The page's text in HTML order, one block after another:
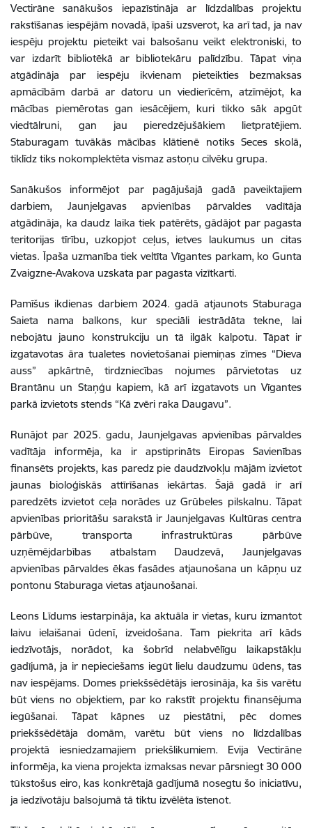
Vectirāne sanākušos iepazīstināja ar līdzdalības projektu
rakstīšanas iespējām novadā, īpaši uzsverot, ka arī tad, ja nav
iespēju projektu pieteikt vai balsošanu veikt elektroniski, to
var izdarīt bibliotēkā ar bibliotekāru palīdzību. Tāpat viņa
atgādināja par iespēju ikvienam pieteikties bezmaksas
apmācībām darbā ar datoru un viedierīcēm, atzīmējot, ka
mācības piemērotas gan iesācējiem, kuri tikko sāk apgūt
viedtālruni, gan jau pieredzējušākiem lietpratējiem.
Staburagam tuvākās mācības klātienē notiks Seces skolā,
tiklīdz tiks nokomplektēta vismaz astoņu cilvēku grupa.
Sanākušos informējot par pagājušajā gadā paveiktajiem
darbiem, Jaunjelgavas apvienības pārvaldes vadītāja
atgādināja, ka daudz laika tiek patērēts, gādājot par pagasta
teritorijas tīrību, uzkopjot ceļus, ietves laukumus un citas
vietas. Īpaša uzmanība tiek veltīta Vīgantes parkam, ko Gunta
Zvaigzne-Avakova uzskata par pagasta vizītkarti.
Pamīšus ikdienas darbiem 2024. gadā atjaunots Staburaga
Saieta nama balkons, kur speciāli iestrādāta tekne, lai
nebojātu jauno konstrukciju un tā ilgāk kalpotu. Tāpat ir
izgatavotas āra tualetes novietošanai piemiņas zīmes “Dieva
auss” apkārtnē, tirdzniecības nojumes pārvietotas uz
Brantānu un Staņģu kapiem, kā arī izgatavots un Vīgantes
parkā izvietots stends “Kā zvēri raka Daugavu”.
Runājot par 2025. gadu, Jaunjelgavas apvienības pārvaldes
vadītāja informēja, ka ir apstiprināts Eiropas Savienības
finansēts projekts, kas paredz pie daudzīvokļu mājām izvietot
jaunas bioloģiskās attīrīšanas iekārtas. Šajā gadā ir arī
paredzēts izvietot ceļa norādes uz Grūbeles pilskalnu. Tāpat
apvienības prioritāšu sarakstā ir Jaunjelgavas Kultūras centra
pārbūve, transporta infrastruktūras pārbūve
uzņēmējdarbības atbalstam Daudzevā, Jaunjelgavas
apvienības pārvaldes ēkas fasādes atjaunošana un kāpņu uz
pontonu Staburaga vietas atjaunošanai.
Leons Līdums iestarpināja, ka aktuāla ir vietas, kuru izmantot
laivu ielaišanai ūdenī, izveidošana. Tam piekrita arī kāds
iedzīvotājs, norādot, ka šobrīd nelabvēlīgu laikapstākļu
gadījumā, ja ir nepieciešams iegūt lielu daudzumu ūdens, tas
nav iespējams. Domes priekšsēdētājs ierosināja, ka šis varētu
būt viens no objektiem, par ko rakstīt projektu finansējuma
iegūšanai. Tāpat kāpnes uz piestātni, pēc domes
priekšsēdētāja domām, varētu būt viens no līdzdalības
projektā iesniedzamajiem priekšlikumiem. Evija Vectirāne
informēja, ka viena projekta izmaksas nevar pārsniegt 30 000
tūkstošus eiro, kas konkrētajā gadījumā nosegtu šo iniciatīvu,
ja iedzīvotāju balsojumā tā tiktu izvēlēta īstenot.